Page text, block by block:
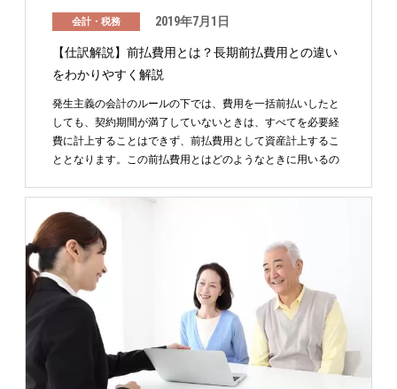
会計・税務 2019年7月1日
【仕訳解説】前払費用とは？長期前払費用との違い
をわかりやすく解説
発生主義の会計のルールの下では、費用を一括前払いしたと
しても、契約期間が満了していないときは、すべてを必要経
費に計上することはできず、前払費用として資産計上するこ
ととなります。この前払費用とはどのようなときに用いるの